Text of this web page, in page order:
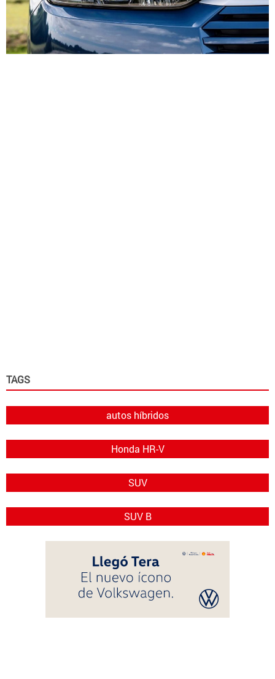
TAGS
autos híbridos
Honda HR-V
SUV
SUV B